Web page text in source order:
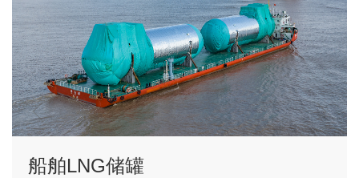
船舶LNG储罐